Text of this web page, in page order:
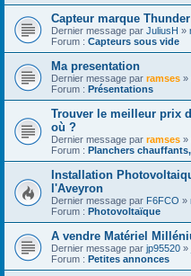
Capteur marque Thunder
Dernier message par JuliusH »
Forum : Capteurs sous vide
Ma presentation
Dernier message par ramses »
Forum : Présentations
Trouver le meilleur prix
où ?
Dernier message par ramses »
Forum : Planchers
Installation
l'Aveyron
Dernier message par F6FCO »
Forum : Photovoltaïque
A vendre Matériel
Dernier message par jp95520 »
Forum : Petites annonces